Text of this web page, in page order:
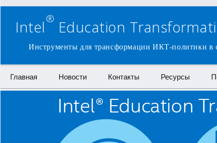
Intel® Education
Инструменты для трансформации ИКТ-политики в
Главная Новости Контакты Ресурсы